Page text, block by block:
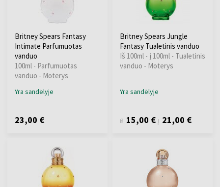
Britney Spears Fantasy
Intimate Parfumuotas
vanduo
100ml - Parfumuotas
vanduo - Moterys
Yra sandėlyje
23,00 €
Britney Spears Jungle
Fantasy Tualetinis vanduo
Iš 100ml - į 100ml - Tualetinis
vanduo - Moterys
Yra sandėlyje
iš 15,00 € į 21,00 €